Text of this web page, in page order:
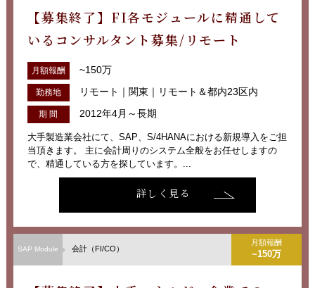
【募集終了】FI各モジュールに精通して
いるコンサルタント募集/リモート
月額報酬 ~150万
勤務地 リモート｜関東｜リモート＆都内23区内
期 間 2012年4月～長期
大手製造業会社にて、SAP、S/4HANAにおける新規導入をご担
当頂きます。 主に会計周りのシステム全般をお任せしますの
で、精通している方を探しています。...
詳しく見る
SAP Module 会計（FI/CO）
月額報酬
~150万